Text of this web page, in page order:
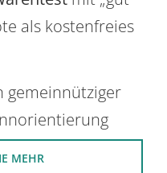
als kostenfreies
gemeinnütziger
MEHR